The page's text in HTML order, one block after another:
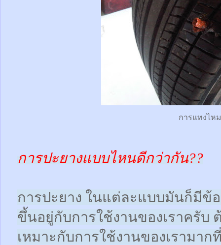
การแทงไหม
การปะยางแบบไหนดีกว่ากัน??
การปะยาง ในแต่ละแบบมันก็มีข้
ขึ้นอยู่กับการใช้งานของเราครับ
เหมาะกับการใช้งานของเรามา